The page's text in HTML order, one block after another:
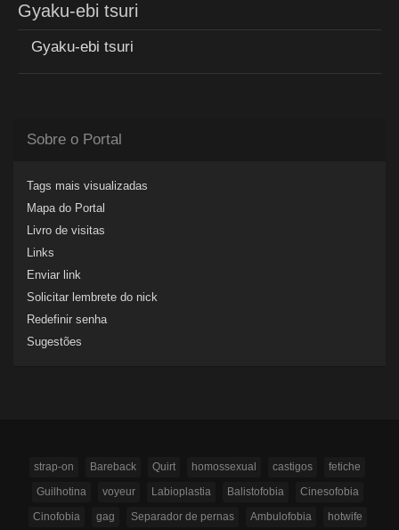
Gyaku-ebi tsuri
Gyaku-ebi tsuri
Sobre o Portal
Tags mais visualizadas
Mapa do Portal
Livro de visitas
Links
Enviar link
Solicitar lembrete do nick
Redefinir senha
Sugestões
strap-on Bareback Quirt homossexual castigos
fetiche
Guilhotina
voyeur Labioplastia Balistofobia
Cinesofobia
Cinofobia
gag Separador de pernas Ambulofobia hotwife